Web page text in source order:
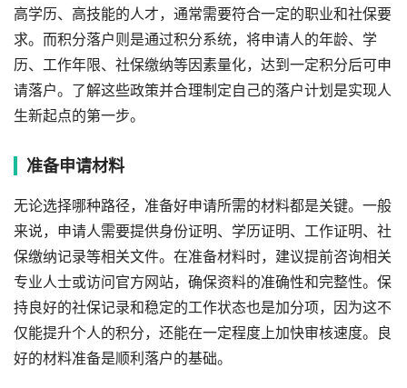
高学历、高技能的人才，通常需要符合一定的职业和社保要
求。而积分落户则是通过积分系统，将申请人的年龄、学
历、工作年限、社保缴纳等因素量化，达到一定积分后可申
请落户。了解这些政策并合理制定自己的落户计划是实现人
生新起点的第一步。
准备申请材料
无论选择哪种路径，准备好申请所需的材料都是关键。一般
来说，申请人需要提供身份证明、学历证明、工作证明、社
保缴纳记录等相关文件。在准备材料时，建议提前咨询相关
专业人士或访问官方网站，确保资料的准确性和完整性。保
持良好的社保记录和稳定的工作状态也是加分项，因为这不
仅能提升个人的积分，还能在一定程度上加快审核速度。良
好的材料准备是顺利落户的基础。